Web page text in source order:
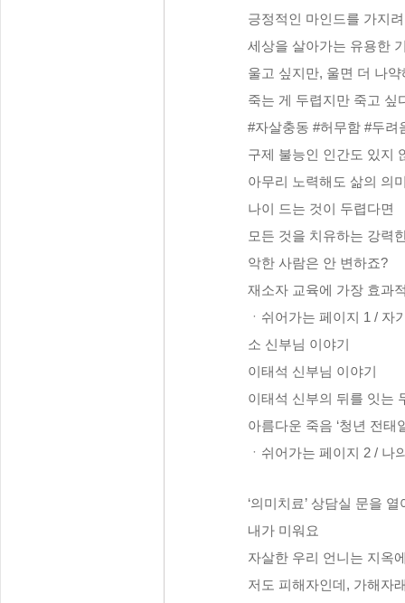
긍정적인 마인드를 가지
세상을 살아가는 유용한
울고 싶지만, 울면 더 나
죽는 게 두렵지만 죽고 싶
#자살충동 #허무함 #두려
구제 불능인 인간도 있지
아무리 노력해도 삶의 의
나이 드는 것이 두렵다면
모든 것을 치유하는 강력
악한 사람은 안 변하죠?
재소자 교육에 가장 효과
ㆍ쉬어가는 페이지 1 / 자
소 신부님 이야기
이태석 신부님 이야기
이태석 신부의 뒤를 잇는
아름다운 죽음 ‘청년 전태
ㆍ쉬어가는 페이지 2 / 나
‘의미치료’ 상담실 문을
내가 미워요
자살한 우리 언니는 지옥
저도 피해자인데, 가해자